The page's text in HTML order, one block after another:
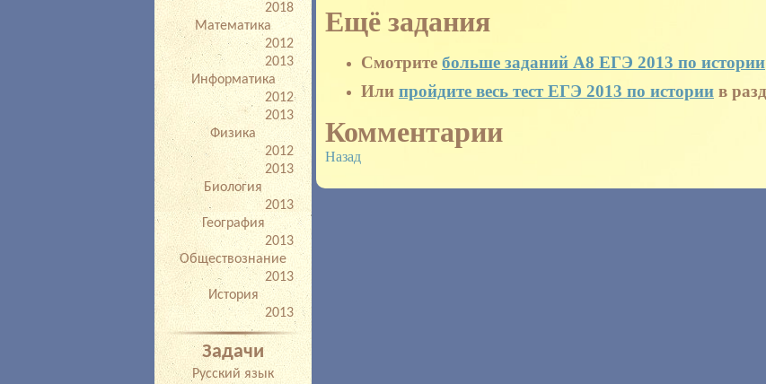
2018
Математика
2012
2013
Информатика
2012
2013
Физика
2012
2013
Биология
2013
География
2013
Обществознание
2013
История
2013
Задачи
Русский язык
Ещё задания
Смотрите больше заданий A8 ЕГЭ 2013 по истории
Или пройдите весь тест ЕГЭ 2013 по истории в
Комментарии
Назад